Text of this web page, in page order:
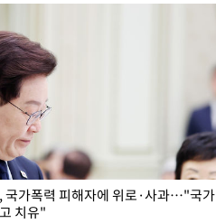
국가폭력 피해자에 위로·사과…"국가
치유"